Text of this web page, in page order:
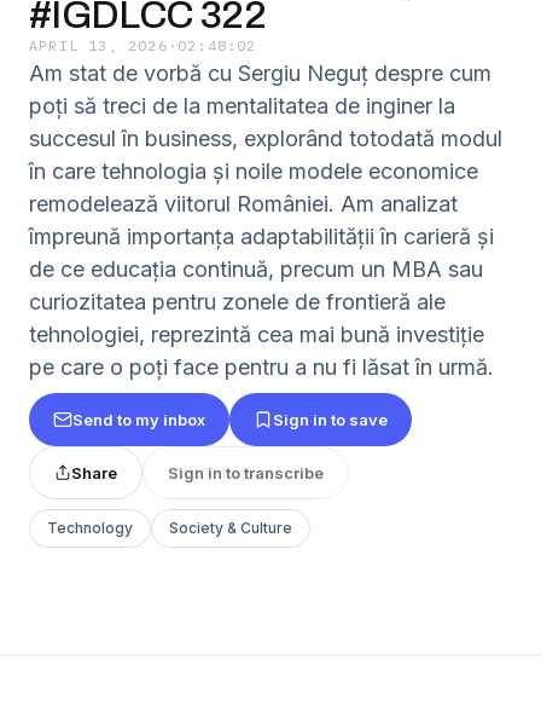
#IGDLCC 322
APRIL 13, 2026 · 02:48:02
Am stat de vorbă cu Sergiu Neguț despre cum
poți să treci de la mentalitatea de inginer la
succesul în business, explorând totodată modul
în care tehnologia și noile modele economice
remodelează viitorul României. Am analizat
împreună importanța adaptabilității în carieră și
de ce educația continuă, precum un MBA sau
curiozitatea pentru zonele de frontieră ale
tehnologiei, reprezintă cea mai bună investiție
pe care o poți face pentru a nu fi lăsat în urmă.
Send to my inbox Sign in to save
Share Sign in to transcribe
Technology Society & Culture